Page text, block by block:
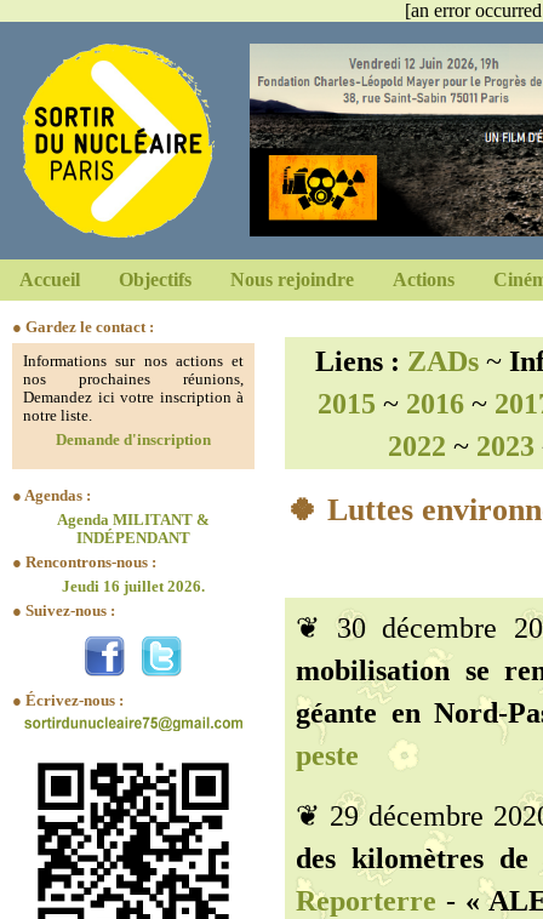
[an error
Accueil Objectifs Nous rejoindre Actions
● Gardez le contact :
Informations sur nos actions et
nos prochaines réunions,
Demandez ici votre inscription à
notre liste.
Demande d'inscription
● Agendas :
Agenda MILITANT &
INDÉPENDANT
● Rencontrons-nous :
Jeudi 16 juillet 2026.
● Suivez-nous :
● Écrivez-nous :
Liens : ZADs~
2015 ~ 2016~
2022 ~ 2023
🍀 Luttes
❦ 30 décembre
mobilisation se
géante en Nord-
peste
❦ 29 décembre
des kilomètres
Reporterre - «